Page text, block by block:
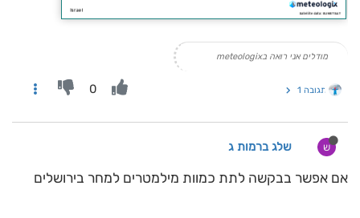
מודלים אני רואה בmeteologix
תגובה 1 0
ש שלג ברמות ג
אם אפשר בבקשה לתת כמוות מילמטרים למחר בירושלים